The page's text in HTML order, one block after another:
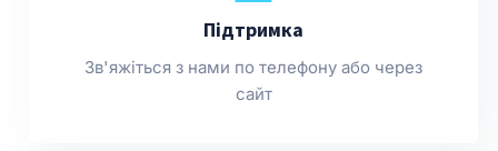
Підтримка
Зв'яжіться з нами по телефону або через
сайт